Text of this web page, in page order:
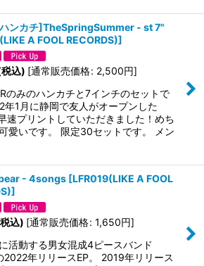
ンカチ]TheSpringSummer - st 7"
A FOOL RECORDS)]
込) [通常販売価格: 2,500円]
のみのハンカチと7インチのセットで
年1月に静岡で友人がオープンした
速プリントしていただきました！めち
愛いです。 限定30セットです。 メン
- 4songs [LFR019(LIKE A FOOL
]
込) [通常販売価格: 1,650円]
活動する男女混成4ピースバンド
2022年リリースEP。 2019年リリース